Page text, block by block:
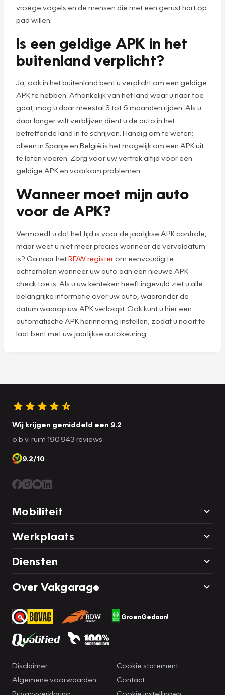
vroege vogels en de mensen die met een gerust hart op
pad willen.
Is een geldige APK in het
buitenland verplicht?
Ja, ook in het buitenland bent u verplicht om een geldige
APK te hebben. Afhankelijk van het land waar u naar toe
gaat, mag u daar meestal 3 tot 6 maanden rijden. Als u
daar langer wilt verblijven dient u de auto in het
betreffende land in te schrijven. Handig om te weten;
alleen in Spanje en België is het mogelijk om een APK uit
te laten voeren. Zorg voor uw vertrek altijd voor een
geldige APK en voorkom problemen.
Wanneer moet mijn auto
voor de APK?
Vermoedt u dat het tijd is voor de jaarlijkse APK controle,
maar weet u niet meer precies wanneer de vervaldatum
is? Ga naar hetRDW registerom eenvoudig te
achterhalen wanneer uw auto aan een nieuwe APK
check toe is. Als u uw kenteken heeft ingevuld ziet u alle
belangrijke informatie over uw auto, waaronder de
datum waarop uw APK verloopt. Ook kunt u hier een
automatische APK herinnering instellen, zodat u nooit te
laat bent met uw jaarlijkse autokeuring.
Wij krijgen gemiddeld een 9.2
o.b.v. ruim 190.943 reviews
9.2/10
Mobiliteit
Werkplaats
Diensten
Over Vakgarage
GroenGedaan!
Disclaimer
Algemene voorwaarden
Cookie statement
Contact